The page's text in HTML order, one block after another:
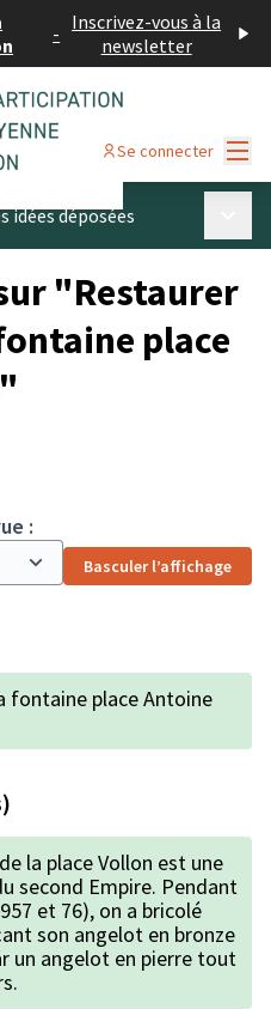
- Inscrivez-vous à la
newsletter
Se connecter
idées déposées
"Restaurer
place
:
Basculer l’affichage
fontaine place Antoine
la place Vollon est une
second Empire. Pendant
et 76), on a bricolé
son angelot en bronze
un angelot en pierre tout